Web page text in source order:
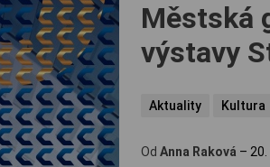
Městská
výstavy
Aktuality Kultura
Od Anna Raková – 20.